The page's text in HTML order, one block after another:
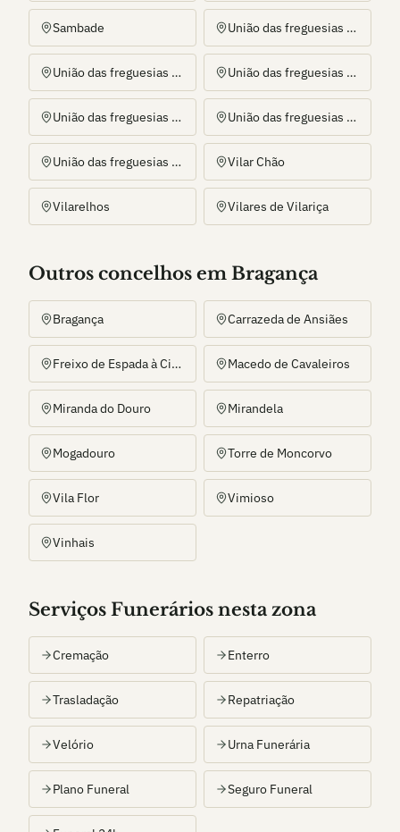
Sambade União das freguesias de Agrobom, Saldonha e Vale Pereiro
União das freguesias de Eucisia, Gouveia e Valverde União das freguesias de Ferradosa e Sendim da Serra
União das freguesias de Gebelim e Soeima União das freguesias de Parada e Sendim da Ribeira
União das freguesias de Pombal e Vales Vilar Chão
Vilarelhos Vilares de Vilariça
Outros concelhos em Bragança
Bragança Carrazeda de Ansiães
Freixo de Espada à Cinta Macedo de Cavaleiros
Miranda do Douro Mirandela
Mogadouro Torre de Moncorvo
Vila Flor Vimioso
Vinhais
Serviços Funerários nesta zona
Cremação Enterro
Trasladação Repatriação
Velório Urna Funerária
Plano Funeral Seguro Funeral